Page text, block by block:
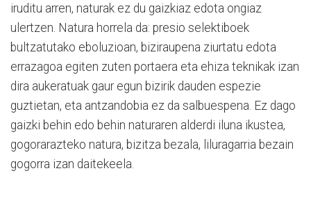
iruditu arren, naturak ez du gaizkiaz edota ongiaz
ulertzen. Natura horrela da: presio selektiboek
bultzatutako eboluzioan, biziraupena ziurtatu edota
errazagoa egiten zuten portaera eta ehiza teknikak izan
dira aukeratuak gaur egun bizirik dauden espezie
guztietan, eta antzandobia ez da salbuespena. Ez dago
gaizki behin edo behin naturaren alderdi iluna ikustea,
gogorarazteko natura, bizitza bezala, liluragarria bezain
gogorra izan daitekeela.